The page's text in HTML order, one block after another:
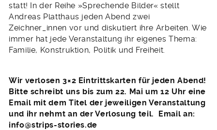
statt! In der Reihe »Sprechende Bilder« stellt
Andreas Platthaus jeden Abend zwei
Zeichner_innen vor und diskutiert ihre Arbeiten. Wie
immer hat jede Veranstaltung ihr eigenes Thema:
Familie, Konstruktion, Politik und Freiheit.
Wir verlosen 3×2 Eintrittskarten für jeden Abend!
Bitte schreibt uns bis zum 22. Mai um 12 Uhr eine
Email mit dem Titel der jeweiligen Veranstaltung
und ihr nehmt an der Verlosung teil. Email an:
info@strips-stories.de